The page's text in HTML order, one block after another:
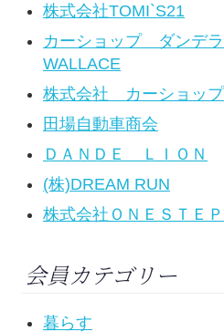
株式会社TOMI`S21
カーショップ ダンデラ
WALLACE
株式会社 カーショップ
田場自動車商会
ＤＡＮＤＥ ＬＩＯＮ
(株)DREAM RUN
株式会社ＯＮＥＳＴＥ
会員カテゴリー
暮らす